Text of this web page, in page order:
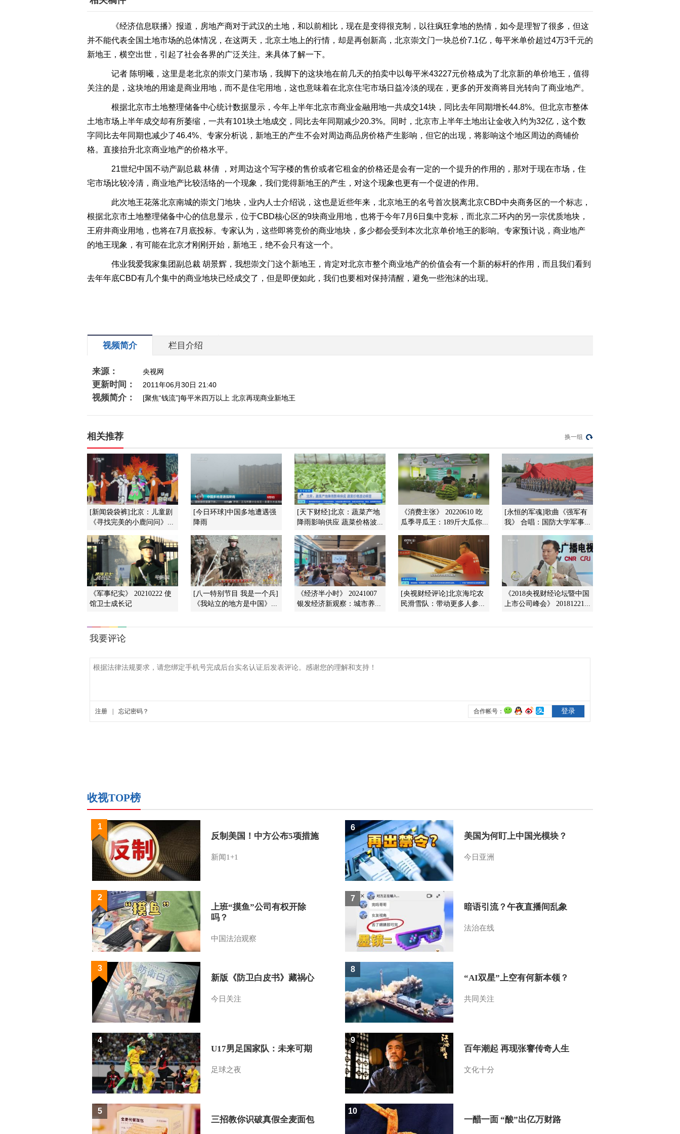
2011-07-30 23:24:57
《经济信息联播》
20110727
2011-07-27 23:22:45
20110726
《经济信息联播》
20110724 （2）
《经济信息联播》
2011-07-22 23:41:32
[经济信息联播]整期视频
2011-07-17 22:25:54
《经济信息联播》
20110716
2011-07-16 23:07:58
《经济信息联播》
2011-07-15 22:29:15
[经济信息联播]中国经济
[经济信息联播]中国经济
[经济信息联播]整期视频
(20110712)
(20110710)
2011-07-01 23:30:02
《经济信息联播》
《经济信息联播》报道，房地产商对于武汉的土地，和以前相比，现在是变得很克制，以往疯狂拿地的热情，如今是理智了很多，但这
并不能代表全国土地市场的总体情况，在这两天，北京土地上的行情，却是再创新高，北京崇文门一块总价7.1亿，每平米单价超过4万3千元的
新地王，横空出世，引起了社会各界的广泛关注。来具体了解一下。
记者 陈明曦，这里是老北京的崇文门菜市场，我脚下的这块地在前几天的拍卖中以每平米43227元价格成为了北京新的单价地王，值得
关注的是，这块地的用途是商业用地，而不是住宅用地，这也意味着在北京住宅市场日益冷淡的现在，更多的开发商将目光转向了商业地产。
根据北京市土地整理储备中心统计数据显示，今年上半年北京市商业金融用地一共成交14块，同比去年同期增长44.8%。但北京市整体
土地市场上半年成交却有所萎缩，一共有101块土地成交，同比去年同期减少20.3%。同时，北京市上半年土地出让金收入约为32亿，这个数
字同比去年同期也减少了46.4%、专家分析说，新地王的产生不会对周边商品房价格产生影响，但它的出现，将影响这个地区周边的商铺价
格。直接抬升北京商业地产的价格水平。
21世纪中国不动产副总裁 林倩 ，对周边这个写字楼的售价或者它租金的价格还是会有一定的一个提升的作用的，那对于现在市场，住
宅市场比较冷清，商业地产比较活络的一个现象，我们觉得新地王的产生，对这个现象也更有一个促进的作用。
此次地王花落北京南城的崇文门地块，业内人士介绍说，这也是近些年来，北京地王的名号首次脱离北京CBD中央商务区的一个标志，
根据北京市土地整理储备中心的信息显示，位于CBD核心区的9块商业用地，也将于今年7月6日集中竞标，而北京二环内的另一宗优质地块，
王府井商业用地，也将在7月底投标。专家认为，这些即将竞价的商业地块，多少都会受到本次北京单价地王的影响。专家预计说，商业地产
的地王现象，有可能在北京才刚刚开始，新地王，绝不会只有这一个。
伟业我爱我家集团副总裁 胡景辉，我想崇文门这个新地王，肯定对北京市整个商业地产的价值会有一个新的标杆的作用，而且我们看到
去年年底CBD有几个集中的商业地块已经成交了，但是即便如此，我们也要相对保持清醒，避免一些泡沫的出现。
视频简介 栏目介绍
来源： 央视网
更新时间： 2011年06月30日 21:40
视频简介： [聚焦“钱流”]每平米四万以上 北京再现商业新地王
相关推荐 换一组
[新闻袋袋裤]北京：儿童剧
《寻找完美的小鹿问问》...
[今日环球]中国多地遭遇强
降雨
[天下财经]北京：蔬菜产地
降雨影响供应 蔬菜价格波...
《消费主张》 20220610 吃
瓜季寻瓜王：189斤大瓜你...
[永恒的军魂]歌曲《强军有
我》 合唱：国防大学军事...
《军事纪实》 20210222 使
馆卫士成长记
[八一特别节目 我是一个兵]
《我站立的地方是中国》...
《经济半小时》 20241007
银发经济新观察：城市养...
[央视财经评论]北京海坨农
民滑雪队：带动更多人参...
《2018央视财经论坛暨中国
上市公司峰会》 20181221...
收视TOP榜
反制美国！中方公布5项措施
新闻1+1
1
上班“摸鱼”公司有权开除
吗？
中国法治观察
2
新版《防卫白皮书》藏祸心
今日关注
3
U17男足国家队：未来可期
足球之夜
4
三招教你识破真假全麦面包
5
美国为何盯上中国光模块？
今日亚洲
6
暗语引流？午夜直播间乱象
法治在线
7
“AI双星”上空有何新本领？
共同关注
8
百年潮起 再现张謇传奇人生
文化十分
9
一醋一面 “酸”出亿万财路
10